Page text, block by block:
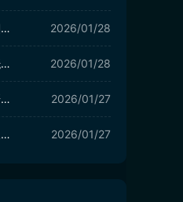
三国伏魔录新手礼包哪里有 三国伏魔录新手礼包获取方法 2026/01/28
三国伏魔录好玩么 三国伏魔录玩法介绍 2026/01/28
三国伏魔录氪金吗 三国伏魔录开荒怎么开 2026/01/27
三国伏魔录上线时间什么时候 三国伏魔录公测日期介绍 2026/01/27